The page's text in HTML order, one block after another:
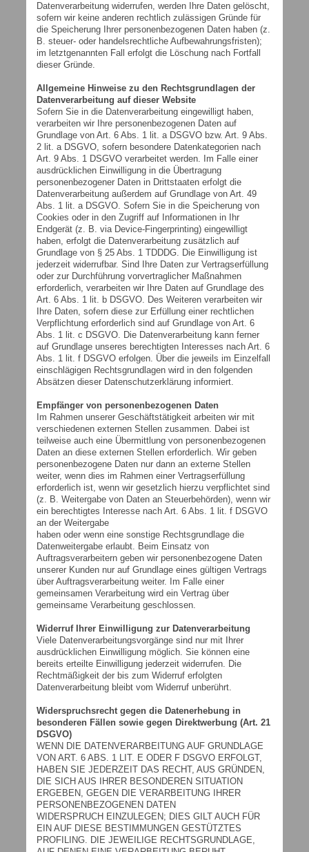
Datenverarbeitung widerrufen, werden Ihre Daten gelöscht,
sofern wir keine anderen rechtlich zulässigen Gründe für
die Speicherung Ihrer personenbezogenen Daten haben (z.
B. steuer- oder handelsrechtliche Aufbewahrungsfristen);
im letztgenannten Fall erfolgt die Löschung nach Fortfall
dieser Gründe.
Allgemeine Hinweise zu den Rechtsgrundlagen der
Datenverarbeitung auf dieser Website
Sofern Sie in die Datenverarbeitung eingewilligt haben,
verarbeiten wir Ihre personenbezogenen Daten auf
Grundlage von Art. 6 Abs. 1 lit. a DSGVO bzw. Art. 9 Abs.
2 lit. a DSGVO, sofern besondere Datenkategorien nach
Art. 9 Abs. 1 DSGVO verarbeitet werden. Im Falle einer
ausdrücklichen Einwilligung in die Übertragung
personenbezogener Daten in Drittstaaten erfolgt die
Datenverarbeitung außerdem auf Grundlage von Art. 49
Abs. 1 lit. a DSGVO. Sofern Sie in die Speicherung von
Cookies oder in den Zugriff auf Informationen in Ihr
Endgerät (z. B. via Device-Fingerprinting) eingewilligt
haben, erfolgt die Datenverarbeitung zusätzlich auf
Grundlage von § 25 Abs. 1 TDDDG. Die Einwilligung ist
jederzeit widerrufbar. Sind Ihre Daten zur Vertragserfüllung
oder zur Durchführung vorvertraglicher Maßnahmen
erforderlich, verarbeiten wir Ihre Daten auf Grundlage des
Art. 6 Abs. 1 lit. b DSGVO. Des Weiteren verarbeiten wir
Ihre Daten, sofern diese zur Erfüllung einer rechtlichen
Verpflichtung erforderlich sind auf Grundlage von Art. 6
Abs. 1 lit. c DSGVO. Die Datenverarbeitung kann ferner
auf Grundlage unseres berechtigten Interesses nach Art. 6
Abs. 1 lit. f DSGVO erfolgen. Über die jeweils im Einzelfall
einschlägigen Rechtsgrundlagen wird in den folgenden
Absätzen dieser Datenschutzerklärung informiert.
Empfänger von personenbezogenen Daten
Im Rahmen unserer Geschäftstätigkeit arbeiten wir mit
verschiedenen externen Stellen zusammen. Dabei ist
teilweise auch eine Übermittlung von personenbezogenen
Daten an diese externen Stellen erforderlich. Wir geben
personenbezogene Daten nur dann an externe Stellen
weiter, wenn dies im Rahmen einer Vertragserfüllung
erforderlich ist, wenn wir gesetzlich hierzu verpflichtet sind
(z. B. Weitergabe von Daten an Steuerbehörden), wenn wir
ein berechtigtes Interesse nach Art. 6 Abs. 1 lit. f DSGVO
an der Weitergabe
haben oder wenn eine sonstige Rechtsgrundlage die
Datenweitergabe erlaubt. Beim Einsatz von
Auftragsverarbeitern geben wir personenbezogene Daten
unserer Kunden nur auf Grundlage eines gültigen Vertrags
über Auftragsverarbeitung weiter. Im Falle einer
gemeinsamen Verarbeitung wird ein Vertrag über
gemeinsame Verarbeitung geschlossen.
Widerruf Ihrer Einwilligung zur Datenverarbeitung
Viele Datenverarbeitungsvorgänge sind nur mit Ihrer
ausdrücklichen Einwilligung möglich. Sie können eine
bereits erteilte Einwilligung jederzeit widerrufen. Die
Rechtmäßigkeit der bis zum Widerruf erfolgten
Datenverarbeitung bleibt vom Widerruf unberührt.
Widerspruchsrecht gegen die Datenerhebung in
besonderen Fällen sowie gegen Direktwerbung (Art. 21
DSGVO)
WENN DIE DATENVERARBEITUNG AUF GRUNDLAGE
VON ART. 6 ABS. 1 LIT. E ODER F DSGVO ERFOLGT,
HABEN SIE JEDERZEIT DAS RECHT, AUS GRÜNDEN,
DIE SICH AUS IHRER BESONDEREN SITUATION
ERGEBEN, GEGEN DIE VERARBEITUNG IHRER
PERSONENBEZOGENEN DATEN
WIDERSPRUCH EINZULEGEN; DIES GILT AUCH FÜR
EIN AUF DIESE BESTIMMUNGEN GESTÜTZTES
PROFILING. DIE JEWEILIGE RECHTSGRUNDLAGE,